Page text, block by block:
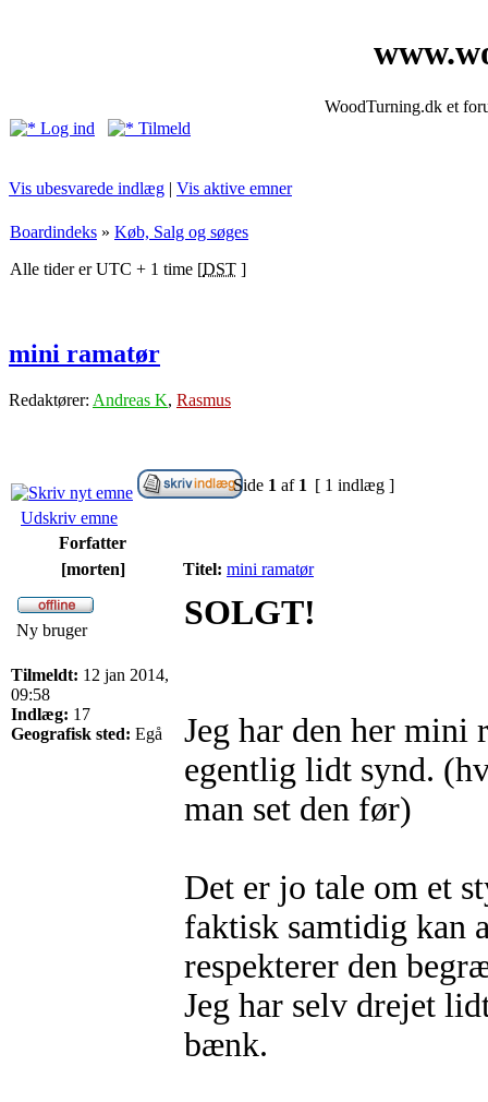
WoodTurning.dk et
Log ind
Tilmeld
Vis ubesvarede indlæg | Vis aktive emner
Boardindeks » Køb, Salg og søges
Alle tider er UTC + 1 time [DST ]
mini ramatør
Redaktører: Andreas K, Rasmus
Side 1 af 1 [ 1 indlæg ]
Udskriv emne
Forfatter
[morten]
Titel: mini ramatør
Ny bruger
Tilmeldt: 12 jan 2014,
09:58
Indlæg: 17
Geografisk sted: Egå
SOLGT!
Jeg har den her mini
egentlig lidt synd.
man set den før)
Det er jo tale om et
faktisk samtidig kan
respekterer den
Jeg har selv drejet
bænk.